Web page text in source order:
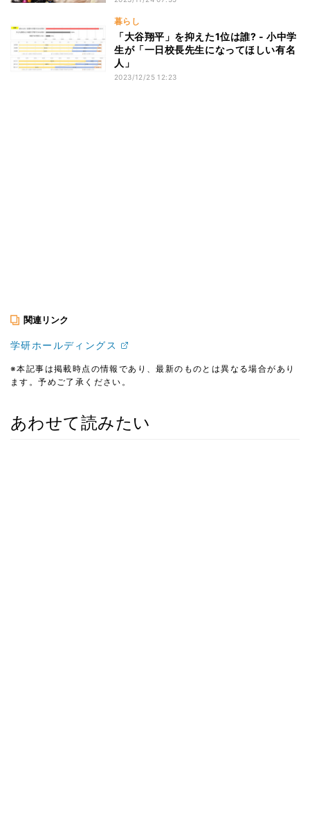
暮らし
「大谷翔平」を抑えた1位は誰? - 小中学
生が「一日校長先生になってほしい有名
人」
2023/12/25 12:23
関連リンク
学研ホールディングス
※本記事は掲載時点の情報であり、最新のものとは異なる場合があり
ます。予めご了承ください。
あわせて読みたい